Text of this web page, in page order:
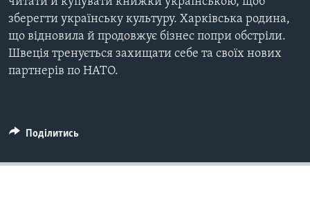
ПОГЛЯД З ВАШИНГТОНА
Мови
зберегти українську культуру. Харківська родина,
що відновила й продовжує бізнес попри обстріли.
Швеція тренується захищати себе та своїх нових
партнерів по НАТО.
Поділитись